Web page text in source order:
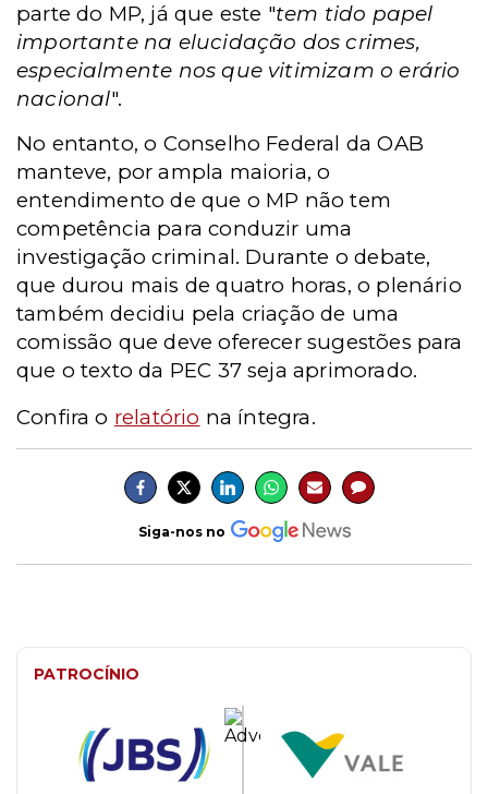
parte do MP, já que este "tem tido papel
importante na elucidação dos crimes,
especialmente nos que vitimizam o erário
nacional".
No entanto, o Conselho Federal da OAB
manteve, por ampla maioria, o
entendimento de que o MP não tem
competência para conduzir uma
investigação criminal. Durante o debate,
que durou mais de quatro horas, o plenário
também decidiu pela criação de uma
comissão que deve oferecer sugestões para
que o texto da PEC 37 seja aprimorado.
Confira o relatório na íntegra.
Siga-nos no
PATROCÍNIO